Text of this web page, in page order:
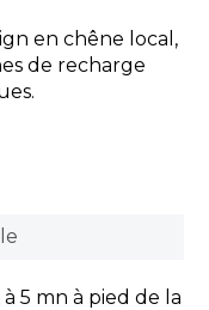
en chêne local,
de recharge
à 5 mn à pied de la